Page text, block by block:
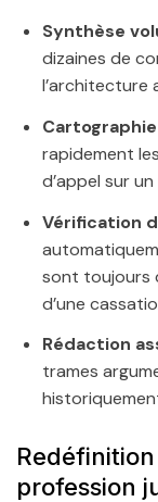
Synthèse
dizaines de
l’architecture
rapidement
d’appel sur
Vérification
sont toujours
d’une
Rédaction
trames
profession